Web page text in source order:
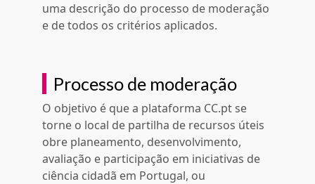
uma descrição do processo de moderação
e de todos os critérios aplicados.
Processo de moderação
O objetivo é que a plataforma CC.pt se
torne o local de partilha de recursos úteis
obre planeamento, desenvolvimento,
avaliação e participação em iniciativas de
ciência cidadã em Portugal, ou